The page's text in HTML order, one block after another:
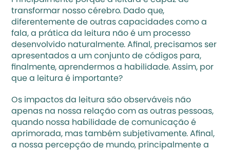
transformar nosso cérebro. Dado que,
diferentemente de outras capacidades como a
fala, a prática da leitura não é um processo
desenvolvido naturalmente. Afinal, precisamos ser
apresentados a um conjunto de códigos para,
finalmente, aprendermos a habilidade. Assim, por
que a leitura é importante?
Os impactos da leitura são observáveis não
apenas na nossa relação com as outras pessoas,
quando nossa habilidade de comunicação é
aprimorada, mas também subjetivamente. Afinal,
a nossa percepção de mundo, principalmente a